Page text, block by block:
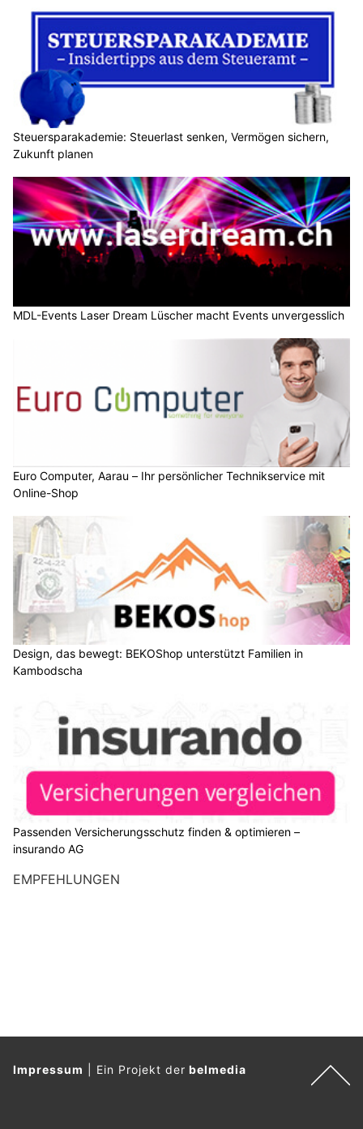
Steuersparakademie: Steuerlast senken, Vermögen sichern,
Zukunft planen
MDL-Events Laser Dream Lüscher macht Events unvergesslich
Euro Computer, Aarau – Ihr persönlicher Technikservice mit
Online-Shop
Design, das bewegt: BEKOShop unterstützt Familien in
Kambodscha
Passenden Versicherungsschutz finden & optimieren –
insurando AG
EMPFEHLUNGEN
Impressum Ein Projekt derbelmedia